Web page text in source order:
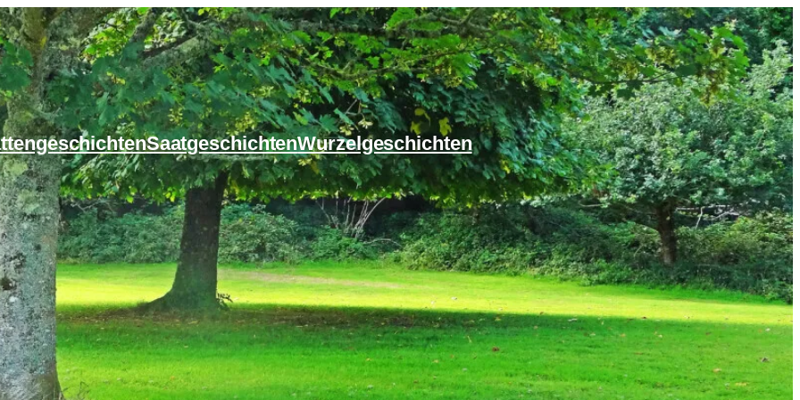
SaatgeschichtenWurzelgeschichten